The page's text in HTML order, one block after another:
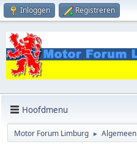
Inloggen Registreren
Hoofdmenu
Motor Forum Limburg ► Algemeen